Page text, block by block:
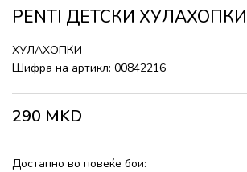
PENTI ДЕТСКИ ХУЛАХОПКИ
ХУЛАХОПКИ
Шифра на артикл: 00842216
290 MKD
Достапно во повеќе бои: